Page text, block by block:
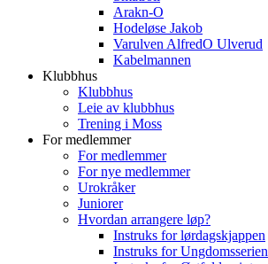
Arakn-O
Hodeløse Jakob
Varulven AlfredO Ulverud
Kabelmannen
Klubbhus
Klubbhus
Leie av klubbhus
Trening i Moss
For medlemmer
For medlemmer
For nye medlemmer
Urokråker
Juniorer
Hvordan arrangere løp?
Instruks for lørdagskjappen
Instruks for Ungdomsserien